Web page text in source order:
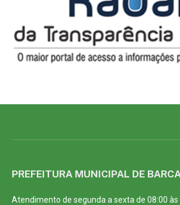
PREFEITURA MUNICIPAL DE
Atendimento de segunda a sexta de 08:00 às